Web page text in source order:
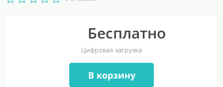
Бесплатно
Цифровая загрузка
В корзину